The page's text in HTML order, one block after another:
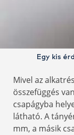
Egy kis
Mivel az
összefüggés
csapágyba
látható. A
mm, a másik